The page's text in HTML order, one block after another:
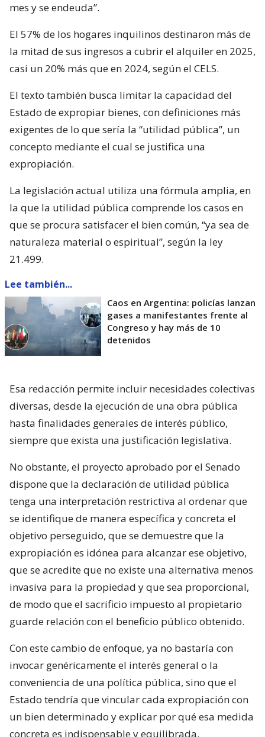
mes y se endeuda”.
El 57% de los hogares inquilinos destinaron más de
la mitad de sus ingresos a cubrir el alquiler en 2025,
casi un 20% más que en 2024, según el CELS.
El texto también busca limitar la capacidad del
Estado de expropiar bienes, con definiciones más
exigentes de lo que sería la “utilidad pública”, un
concepto mediante el cual se justifica una
expropiación.
La legislación actual utiliza una fórmula amplia, en
la que la utilidad pública comprende los casos en
que se procura satisfacer el bien común, “ya sea de
naturaleza material o espiritual”, según la ley
21.499.
Lee también...
Caos en Argentina: policías lanzan
gases a manifestantes frente al
Congreso y hay más de 10
detenidos
Esa redacción permite incluir necesidades colectivas
diversas, desde la ejecución de una obra pública
hasta finalidades generales de interés público,
siempre que exista una justificación legislativa.
No obstante, el proyecto aprobado por el Senado
dispone que la declaración de utilidad pública
tenga una interpretación restrictiva al ordenar que
se identifique de manera específica y concreta el
objetivo perseguido, que se demuestre que la
expropiación es idónea para alcanzar ese objetivo,
que se acredite que no existe una alternativa menos
invasiva para la propiedad y que sea proporcional,
de modo que el sacrificio impuesto al propietario
guarde relación con el beneficio público obtenido.
Con este cambio de enfoque, ya no bastaría con
invocar genéricamente el interés general o la
conveniencia de una política pública, sino que el
Estado tendría que vincular cada expropiación con
un bien determinado y explicar por qué esa medida
concreta es indispensable y equilibrada.